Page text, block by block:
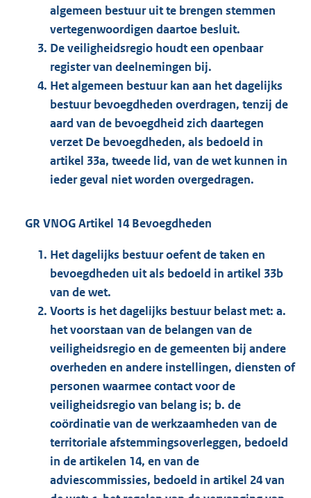
algemeen bestuur uit te brengen stemmen
vertegenwoordigen daartoe besluit.
De veiligheidsregio houdt een openbaar
register van deelnemingen bij.
Het algemeen bestuur kan aan het dagelijks
bestuur bevoegdheden overdragen, tenzij de
aard van de bevoegdheid zich daartegen
verzet De bevoegdheden, als bedoeld in
artikel 33a, tweede lid, van de wet kunnen in
ieder geval niet worden overgedragen.
GR VNOG Artikel 14 Bevoegdheden
Het dagelijks bestuur oefent de taken en
bevoegdheden uit als bedoeld in artikel 33b
van de wet.
Voorts is het dagelijks bestuur belast met: a.
het voorstaan van de belangen van de
veiligheidsregio en de gemeenten bij andere
overheden en andere instellingen, diensten of
personen waarmee contact voor de
veiligheidsregio van belang is; b. de
coördinatie van de werkzaamheden van de
territoriale afstemmingsoverleggen, bedoeld
in de artikelen 14, en van de
adviescommissies, bedoeld in artikel 24 van